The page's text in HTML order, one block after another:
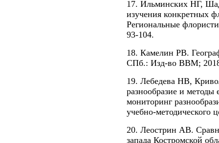
17. Ильминских НГ,
изучения конкретных
Региональные
93-104.
18. Камелин РВ.
СПб.: Изд-во ВВМ;
19. Лебедева НВ,
разнообразие и
мониторинг
учебно-методического
20. Леострин АВ.
запада Костромской